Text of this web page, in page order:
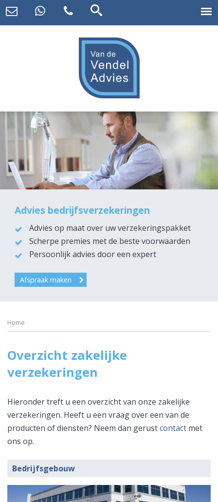
Advies bedrijfsverzekeringen
Advies op maat over uw verzekeringspakket
Scherpe premies met de beste voorwaarden
Persoonlijk advies door een expert
Afspraak maken
Home
Overzicht zakelijke
verzekeringen
Hieronder treft u een overzicht van onze zakelijke
verzekeringen. Heeft u een vraag over een van de
producten of diensten? Neem dan gerustcontact met
ons op.
Bedrijfsgebouw